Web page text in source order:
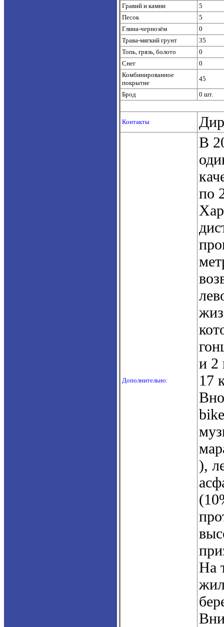
Гравий и камни
5
Песок
5
Глина-чернозём
0
Трава-мягкий грунт
35
Топь, грязь, болото
0
Снег
0
Комбинированное
покрытие
45
Брод 0 шт.
Контакты
Дополнительно:
В
по
и 2
17
),
На